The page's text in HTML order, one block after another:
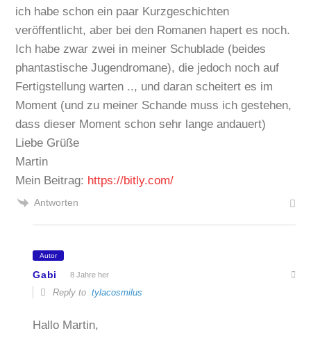
ich habe schon ein paar Kurzgeschichten
veröffentlicht, aber bei den Romanen hapert es noch.
Ich habe zwar zwei in meiner Schublade (beides
phantastische Jugendromane), die jedoch noch auf
Fertigstellung warten .., und daran scheitert es im
Moment (und zu meiner Schande muss ich gestehen,
dass dieser Moment schon sehr lange andauert)
Liebe Grüße
Martin
Mein Beitrag: https://bitly.com/
Antworten
Autor
Gabi 8 Jahre her
Reply totylacosmilus
Hallo Martin,